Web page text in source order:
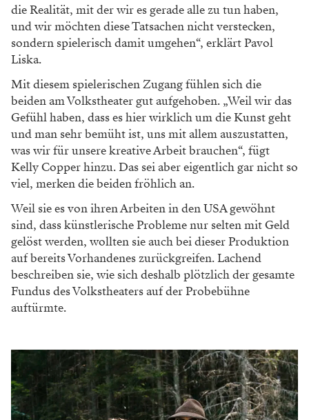
die Realität, mit der wir es gerade alle zu tun haben,
und wir möchten diese Tatsachen nicht verstecken,
sondern spielerisch damit umgehen“, erklärt Pavol
Liska.
Mit diesem spielerischen Zugang fühlen sich die
beiden am Volkstheater gut aufgehoben. „Weil wir das
Gefühl haben, dass es hier wirklich um die Kunst geht
und man sehr bemüht ist, uns mit allem auszustatten,
was wir für unsere kreative Arbeit brauchen“, fügt
Kelly Copper hinzu. Das sei aber eigentlich gar nicht so
viel, merken die beiden fröhlich an.
Weil sie es von ihren Arbeiten in den USA gewöhnt
sind, dass künstlerische Probleme nur selten mit Geld
gelöst werden, wollten sie auch bei dieser Produktion
auf bereits Vorhandenes zurückgreifen. Lachend
beschreiben sie, wie sich deshalb plötzlich der gesamte
Fundus des Volkstheaters auf der Probebühne
auftürmte.